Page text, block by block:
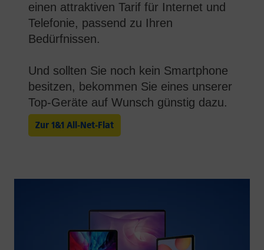
einen attraktiven Tarif für Internet und
Telefonie, passend zu Ihren
Bedürfnissen.
Und sollten Sie noch kein Smartphone
besitzen, bekommen Sie eines unserer
Top-Geräte auf Wunsch günstig dazu.
Zur 1&1 All-Net-Flat